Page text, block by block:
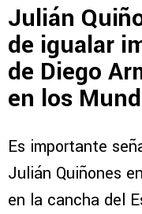
Julián
de igualar
de Diego
en los
Es importante
Julián Quiñones
en la cancha del